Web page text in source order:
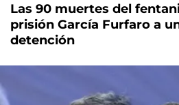
Las 90 muertes del
prisión García Furfaro a
detención